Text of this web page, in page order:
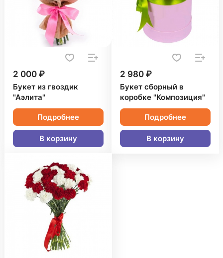
2 000 ₽
Букет из гвоздик
"Аэлита"
Подробнее
В корзину
2 980 ₽
Букет сборный в
коробке "Композиция"
Подробнее
В корзину